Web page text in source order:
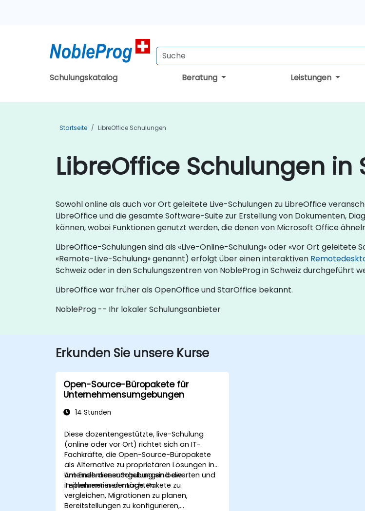
Schulungskatalog Beratung Leistungen
Startseite LibreOffice Schulungen
LibreOffice Schulungen in
Sowohl online als auch vor Ort geleitete Live-Schulungen zu LibreOffice
LibreOffice und die gesamte Software-Suite zur Erstellung von Dokumenten,
können, wobei Funktionen genutzt werden, die denen von Microsoft Office
LibreOffice-Schulungen sind als «Live-Online-Schulung» oder «vor Ort geleitete
«Remote-Live-Schulung» genannt) erfolgt über einen interaktiven
Schweiz oder in den Schulungszentren von NobleProg in Schweiz durchgeführt
LibreOffice war früher als OpenOffice und StarOffice bekannt.
NobleProg -- Ihr lokaler Schulungsanbieter
Erkunden Sie unsere Kurse
Open-Source-Büropakete für
Unternehmensumgebungen
14 Stunden
Diese dozentengestützte, live-Schulung
(online oder vor Ort) richtet sich an IT-
Fachkräfte, die Open-Source-Büropakete
als Alternative zu proprietären Lösungen in
Unternehmensumgebungen bewerten und
implementieren möchten.
Am Ende dieser Schulung sind die
Teilnehmer in der Lage, Pakete zu
vergleichen, Migrationen zu planen,
Bereitstellungen zu konfigurieren,